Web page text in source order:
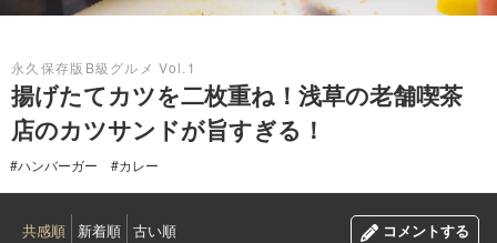
永久保存版B級グルメ Vol.1
揚げたてカツを二枚重ね！浅草の老舗喫茶
店のカツサンドが旨すぎる！
#ハンバーガー #カレー
共感順 新着順 古い順 コメントする